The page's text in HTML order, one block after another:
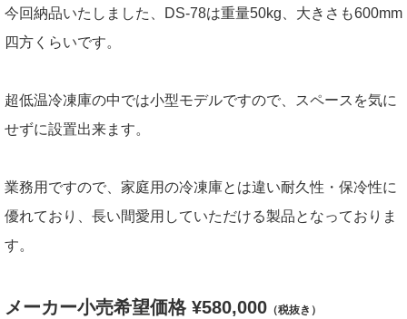
今回納品いたしました、DS-78は重量50kg、大きさも600mm
四方くらいです。
超低温冷凍庫の中では小型モデルですので、スペースを気に
せずに設置出来ます。
業務用ですので、家庭用の冷凍庫とは違い耐久性・保冷性に
優れており、長い間愛用していただける製品となっておりま
す。
メーカー小売希望価格 ¥580,000 （税抜き）